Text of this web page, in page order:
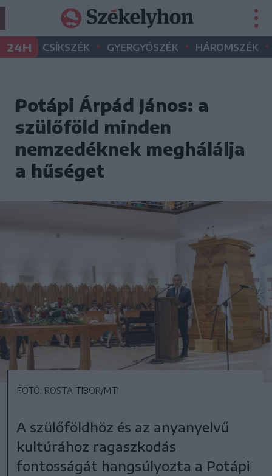
24H CSÍKSZÉK • GYERGYÓSZÉK • HÁROMSZÉK •
Potápi Árpád János: a
szülőföld minden
nemzedéknek meghálálja
a hűséget
FOTÓ: ROSTA TIBOR/MTI
A szülőföldhöz és az anyanyelvű
kultúrához ragaszkodás
fontosságát hangsúlyozta a Potápi